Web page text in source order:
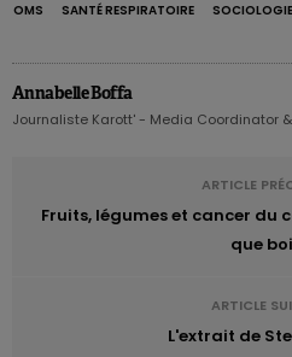
OMS
SANTÉ RESPIRATOIRE SOCIOLOGIE
Annabelle Boffa
Journaliste Karott' - Media Coordinator
ARTICLE
Fruits, légumes et cancer du
que
ARTICLE
L'extrait de